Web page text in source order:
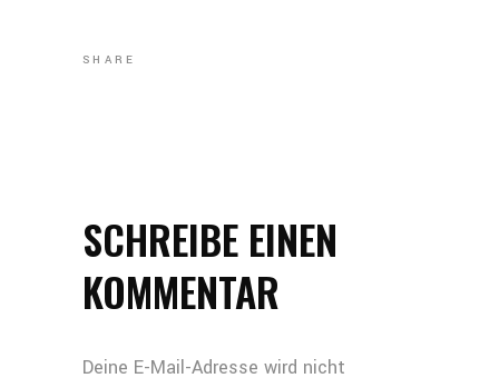
SHARE
SCHREIBE EINEN
KOMMENTAR
Deine E-Mail-Adresse wird nicht